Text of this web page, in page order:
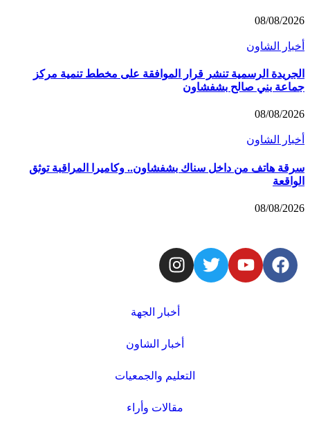
08/08/2026
أخبار الشاون
الجريدة الرسمية تنشر قرار الموافقة على مخطط تنمية مركز
جماعة بني صالح بشفشاون
08/08/2026
أخبار الشاون
سرقة هاتف من داخل سناك بشفشاون.. وكاميرا المراقبة توثق
الواقعة
08/08/2026
أخبار الجهة
أخبار الشاون
التعليم والجمعيات
مقالات وأراء